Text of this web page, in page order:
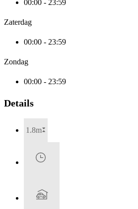
00:00 - 23:59
Zaterdag
00:00 - 23:59
Zondag
00:00 - 23:59
Details
1.8m